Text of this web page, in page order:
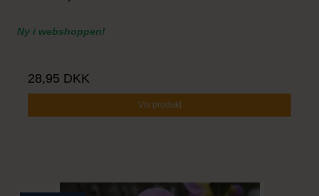
Ny i webshoppen!
28,95 DKK
Vis produkt